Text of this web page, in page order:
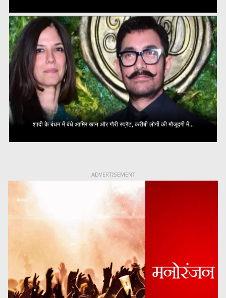
शादी के बंधन में बंधे आमिर खान और गौरी स्प्रैट, करीबी लोगों की मौजूदगी में...
ADVERTISEMENT